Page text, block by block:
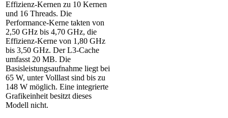
Effizienz-Kernen zu 10 Kernen
und 16 Threads. Die
Performance-Kerne takten von
2,50 GHz bis 4,70 GHz, die
Effizienz-Kerne von 1,80 GHz
bis 3,50 GHz. Der L3-Cache
umfasst 20 MB. Die
Basisleistungsaufnahme liegt bei
65 W, unter Volllast sind bis zu
148 W möglich. Eine integrierte
Grafikeinheit besitzt dieses
Modell nicht.